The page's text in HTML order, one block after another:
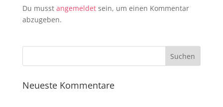
Du musst angemeldetsein, um einen Kommentar
abzugeben.
Neueste Kommentare